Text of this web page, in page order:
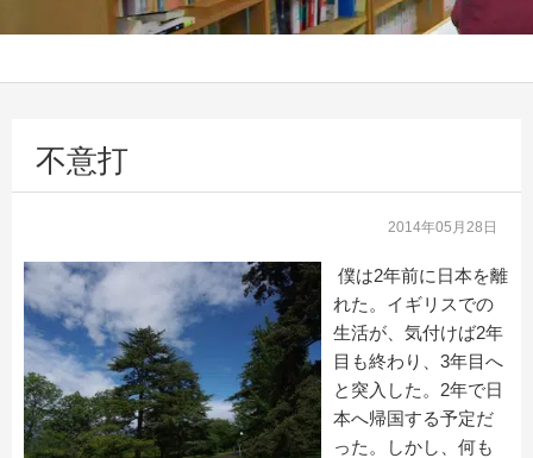
不意打
2014年05月28日
僕は2年前に日本を離
れた。イギリスでの
生活が、気付けば2年
目も終わり、3年目へ
と突入した。2年で日
本へ帰国する予定だ
った。しかし、何も